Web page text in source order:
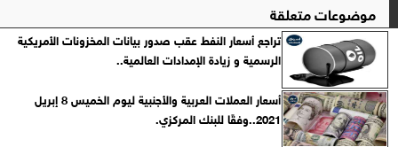
موضوعات متعلقة
تراجع أسعار النفط عقب صدور بيانات المخزونات الأمريكية
الرسمية و زيادة الإمدادات العالمية..
أسعار العملات العربية والأجنبية ليوم الخميس 8 إبريل
2021..وفقًا للبنك المركزي.